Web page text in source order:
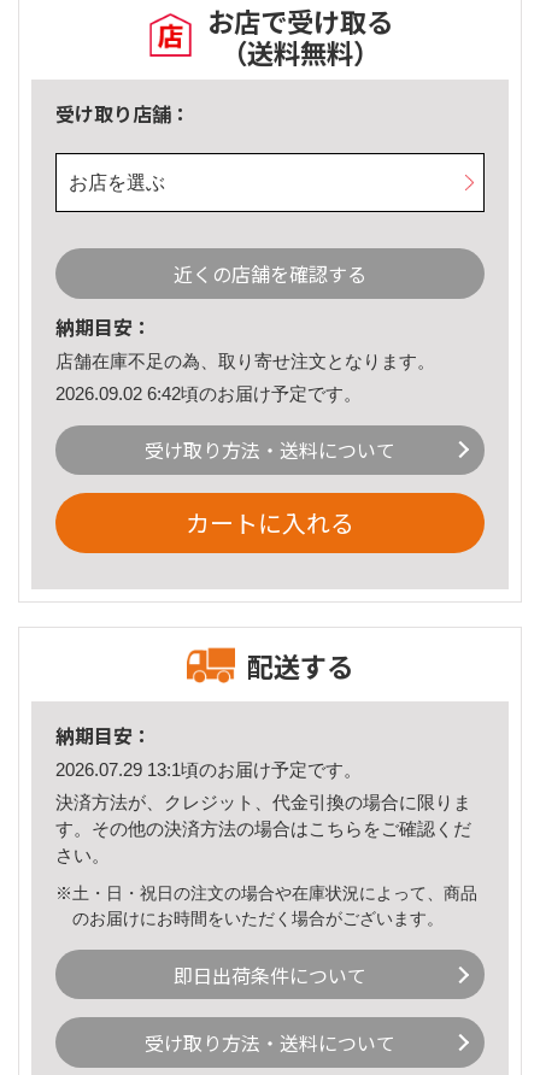
お店で受け取る
（送料無料）
受け取り店舗：
お店を選ぶ
近くの店舗を確認する
納期目安：
店舗在庫不足の為、取り寄せ注文となります。
2026.09.02 6:42頃のお届け予定です。
受け取り方法・送料について
カートに入れる
配送する
納期目安：
2026.07.29 13:1頃のお届け予定です。
決済方法が、クレジット、代金引換の場合に限りま
す。その他の決済方法の場合はこちら をご確認くだ
さい。
※土・日・祝日の注文の場合や在庫状況によって、商品
のお届けにお時間をいただく場合がございます。
即日出荷条件について
受け取り方法・送料について